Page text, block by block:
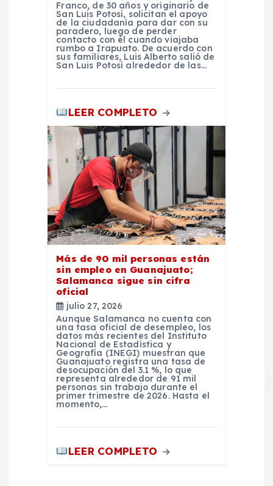
Franco, de 30 años y originario de
San Luis Potosí, solicitan el apoyo
de la ciudadanía para dar con su
paradero, luego de perder
contacto con él cuando viajaba
rumbo a Irapuato. De acuerdo con
sus familiares, Luis Alberto salió de
San Luis Potosí alrededor de las…
LEER COMPLETO
Más de 90 mil personas están
sin empleo en Guanajuato;
Salamanca sigue sin cifra
oficial
julio 27, 2026
Aunque Salamanca no cuenta con
una tasa oficial de desempleo, los
datos más recientes del Instituto
Nacional de Estadística y
Geografía (INEGI) muestran que
Guanajuato registra una tasa de
desocupación del 3.1 %, lo que
representa alrededor de 91 mil
personas sin trabajo durante el
primer trimestre de 2026. Hasta el
momento,…
LEER COMPLETO